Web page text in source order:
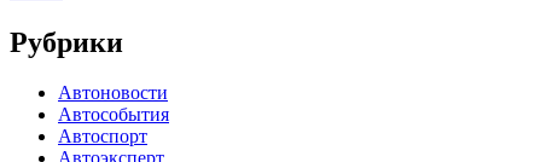
Рубрики
Автоновости
Автособытия
Автоспорт